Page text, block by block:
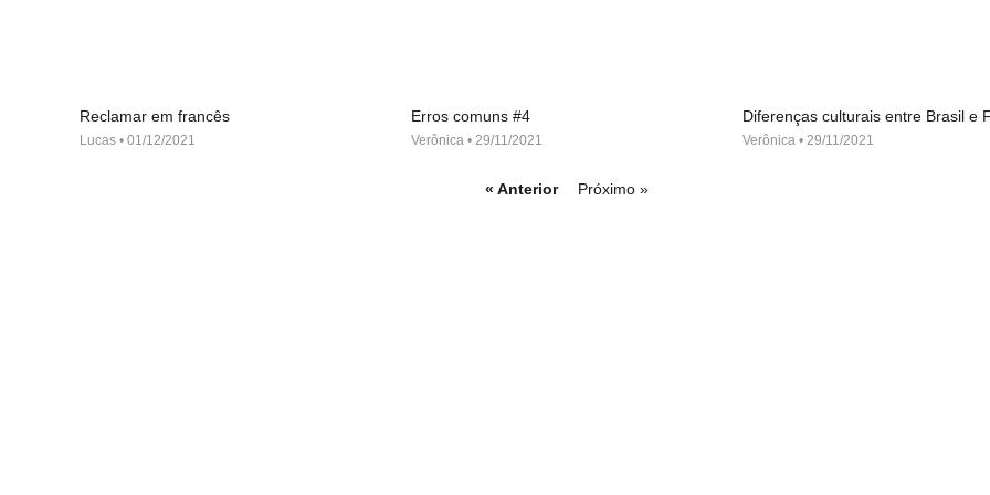
Reclamar em francês
Lucas 01/12/2021
Erros comuns #4
Verônica 29/11/2021
Diferenças culturais entre Brasil e
Verônica 29/11/2021
« Anterior Próximo »